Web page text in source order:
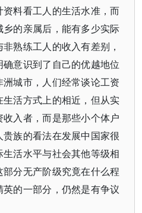
料看工人的生活水准，而
的亲属后，能有多少实际
熟练工人的收入有差别，
意识到了自己的优越地位
城市，人们经常谈论工资
活方式上的相近，但从实
入者，而是那些小个体户
族的看法在发展中国家很
活水平与社会其他等级相
分无产阶级究竟在什么程
的一部分，仍然是有争议